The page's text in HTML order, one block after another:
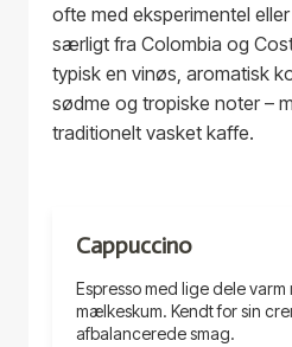
ofte med eksperimentel
særligt fra Colombia og
typisk en vinøs, aromatisk
sødme og tropiske noter –
traditionelt vasket kaffe.
Cappuccino
Espresso med lige dele
mælkeskum. Kendt for sin
afbalancerede smag.